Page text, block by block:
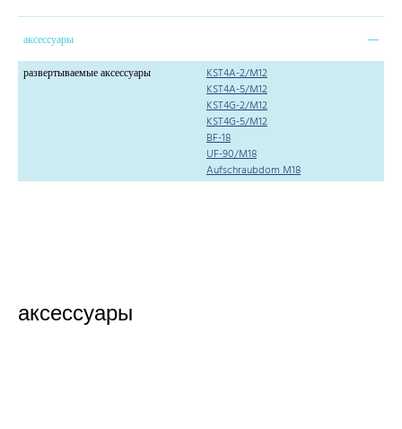
аксессуары
развертываемые аксессуары
KST4A-2/M12
KST4A-5/M12
KST4G-2/M12
KST4G-5/M12
BF-18
UF-90/M18
Aufschraubdom M18
аксессуары